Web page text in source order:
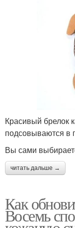
Красивый брелок
подсовываются в
Вы сами
читать дальше →
Как
Восемь